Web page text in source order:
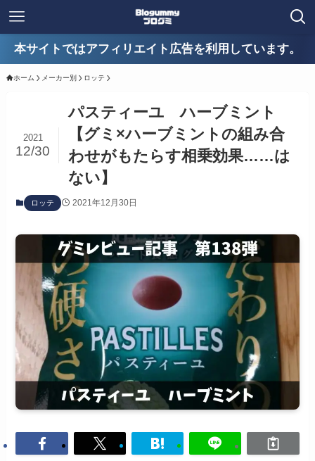
本サイトではアフィリエイト広告を利用しています。
ホーム メーカー別 ロッテ
パスティーユ ハーブミント
【グミ×ハーブミントの組み合
わせがもたらす相乗効果……は
ない】
2021
12/30
ロッテ 2021年12月30日